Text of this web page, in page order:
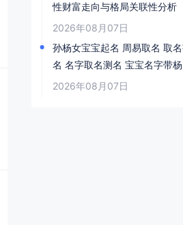
性财富走向与格局关联性分析
2026年08月07日
孙杨女宝宝起名 周易取名 取
名 名字取名测名 宝宝名字带杨
2026年08月07日